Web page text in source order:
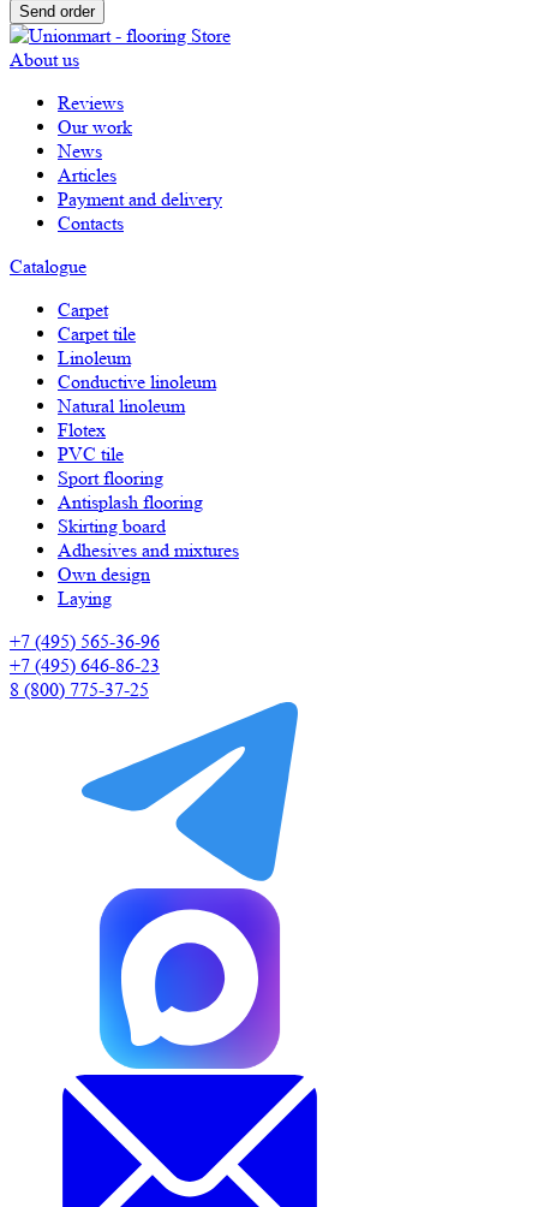
Send order
About us
Reviews
Our work
News
Articles
Payment and delivery
Contacts
Catalogue
Carpet
Carpet tile
Linoleum
Сonductive linoleum
Natural linoleum
Flotex
PVC tile
Sport flooring
Antisplash flooring
Skirting board
Adhesives and mixtures
Own design
Laying
+7 (495) 565-36-96
+7 (495) 646-86-23
8 (800) 775-37-25